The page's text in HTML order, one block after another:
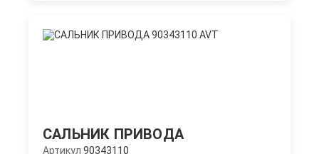
САЛЬНИК ПРИВОДА
Артикул 90343110